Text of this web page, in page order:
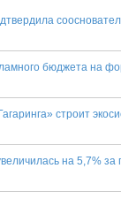
бюджета на
строит
на 5,7% за